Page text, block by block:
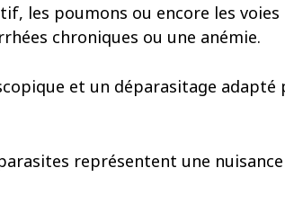
les poumons ou encore les
chroniques ou une anémie.
et un déparasitage
représentent une